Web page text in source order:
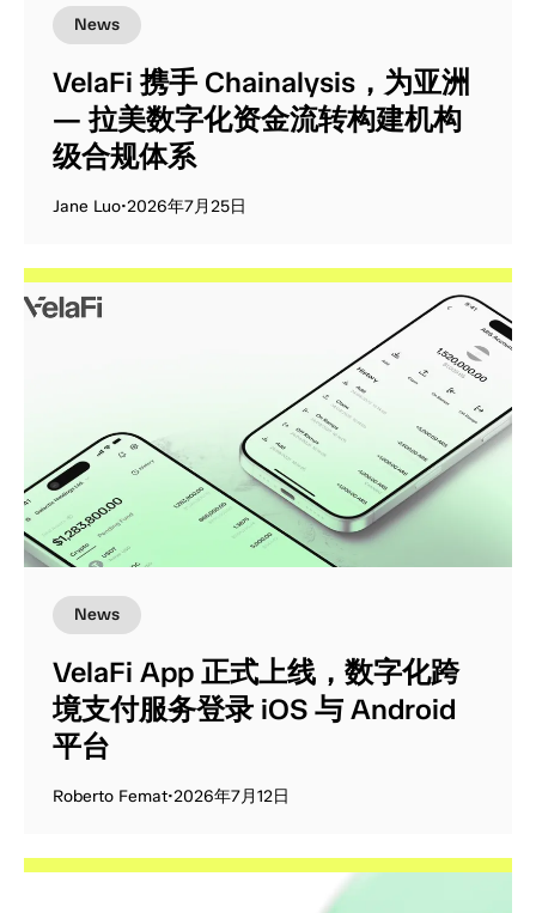
News
VelaFi 携手 Chainalysis，为亚洲
— 拉美数字化资金流转构建机构
级合规体系
Jane Luo•2026年7月25日
News
VelaFi App 正式上线，数字化跨
境支付服务登录 iOS 与 Android
平台
Roberto Femat•2026年7月12日